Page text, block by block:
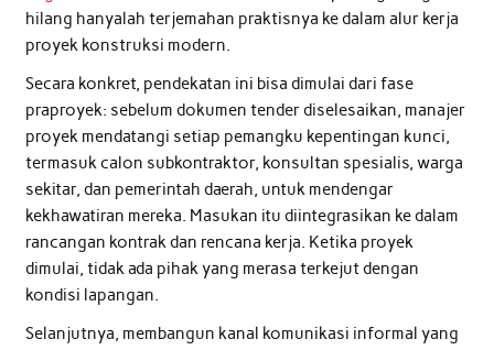
hilang hanyalah terjemahan praktisnya ke dalam alur kerja
proyek konstruksi modern.
Secara konkret, pendekatan ini bisa dimulai dari fase
praproyek: sebelum dokumen tender diselesaikan, manajer
proyek mendatangi setiap pemangku kepentingan kunci,
termasuk calon subkontraktor, konsultan spesialis, warga
sekitar, dan pemerintah daerah, untuk mendengar
kekhawatiran mereka. Masukan itu diintegrasikan ke dalam
rancangan kontrak dan rencana kerja. Ketika proyek
dimulai, tidak ada pihak yang merasa terkejut dengan
kondisi lapangan.
Selanjutnya, membangun kanal komunikasi informal yang